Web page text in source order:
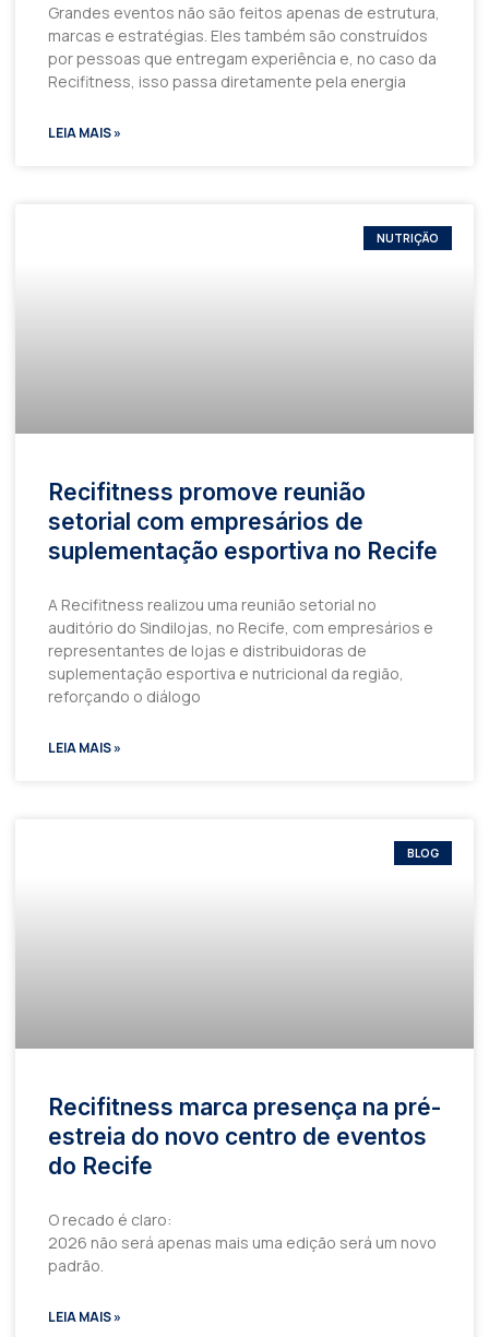
Grandes eventos não são feitos apenas de estrutura,
marcas e estratégias. Eles também são construídos
por pessoas que entregam experiência e, no caso da
Recifitness, isso passa diretamente pela energia
LEIA MAIS »
NUTRIÇÃO
Recifitness promove reunião
setorial com empresários de
suplementação esportiva no Recife
A Recifitness realizou uma reunião setorial no
auditório do Sindilojas, no Recife, com empresários e
representantes de lojas e distribuidoras de
suplementação esportiva e nutricional da região,
reforçando o diálogo
LEIA MAIS »
BLOG
Recifitness marca presença na pré-
estreia do novo centro de eventos
do Recife
O recado é claro:
2026 não será apenas mais uma edição será um novo
padrão.
LEIA MAIS »